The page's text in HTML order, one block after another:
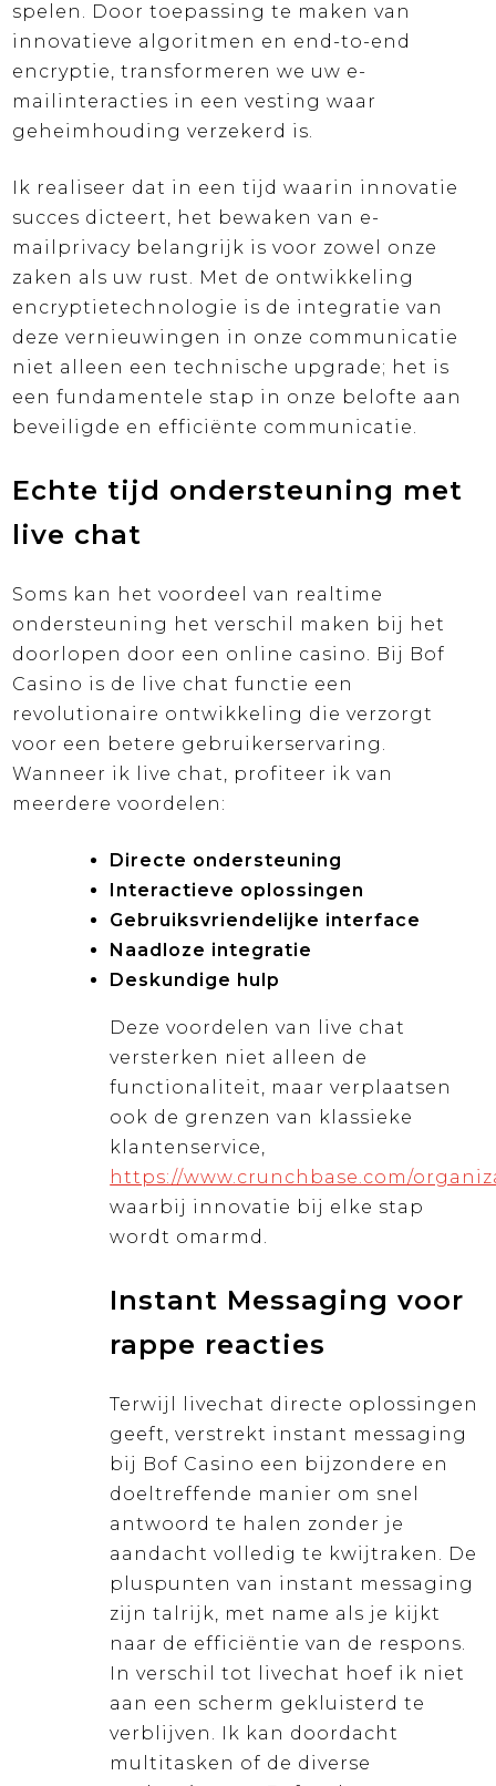
spelen. Door toepassing te maken van
innovatieve algoritmen en end-to-end
encryptie, transformeren we uw e-
mailinteracties in een vesting waar
geheimhouding verzekerd is.
Ik realiseer dat in een tijd waarin innovatie
succes dicteert, het bewaken van e-
mailprivacy belangrijk is voor zowel onze
zaken als uw rust. Met de ontwikkeling
encryptietechnologie is de integratie van
deze vernieuwingen in onze communicatie
niet alleen een technische upgrade; het is
een fundamentele stap in onze belofte aan
beveiligde en efficiënte communicatie.
Echte tijd ondersteuning met
live chat
Soms kan het voordeel van realtime
ondersteuning het verschil maken bij het
doorlopen door een online casino. Bij Bof
Casino is de live chat functie een
revolutionaire ontwikkeling die verzorgt
voor een betere gebruikerservaring.
Wanneer ik live chat, profiteer ik van
meerdere voordelen:
Directe ondersteuning
Interactieve oplossingen
Gebruiksvriendelijke interface
Naadloze integratie
Deskundige hulp
Deze voordelen van live chat
versterken niet alleen de
functionaliteit, maar verplaatsen
ook de grenzen van klassieke
klantenservice,
https://www.crunchbase.com/
waarbij innovatie bij elke stap
wordt omarmd.
Instant Messaging voor
rappe reacties
Terwijl livechat directe oplossingen
geeft, verstrekt instant messaging
bij Bof Casino een bijzondere en
doeltreffende manier om snel
antwoord te halen zonder je
aandacht volledig te kwijtraken. De
pluspunten van instant messaging
zijn talrijk, met name als je kijkt
naar de efficiëntie van de respons.
In verschil tot livechat hoef ik niet
aan een scherm gekluisterd te
verblijven. Ik kan doordacht
multitasken of de diverse